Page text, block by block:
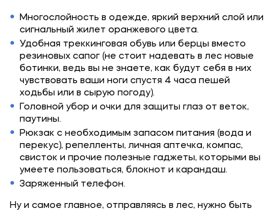
Карьера
Приемная комиссия
+7 (4852) 74-48-91
+7 (4852) 25-25-51
+7-968-593-08-28 - сотовый
Полезное
Многослойность в одежде, яркий верхний слой или
сигнальный жилет оранжевого цвета.
Удобная треккинговая обувь или берцы вместо
резиновых сапог (не стоит надевать в лес новые
ботинки, ведь вы не знаете, как будут себя в них
чувствовать ваши ноги спустя 4 часа пешей
ходьбы или в сырую погоду).
Головной убор и очки для защиты глаз от веток,
паутины.
Рюкзак с необходимым запасом питания (вода и
перекус), репелленты, личная аптечка, компас,
свисток и прочие полезные гаджеты, которыми вы
умеете пользоваться, блокнот и карандаш.
Заряженный телефон.
Ну и самое главное, отправляясь в лес, нужно быть